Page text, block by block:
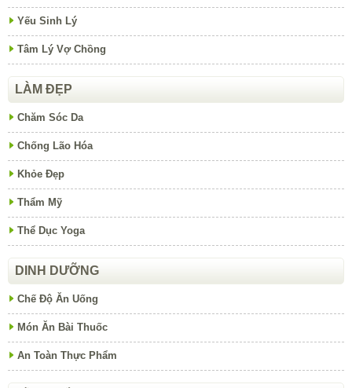
Yếu Sinh Lý
Tâm Lý Vợ Chồng
LÀM ĐẸP
Chăm Sóc Da
Chống Lão Hóa
Khỏe Đẹp
Thẩm Mỹ
Thể Dục Yoga
DINH DƯỠNG
Chế Độ Ăn Uống
Món Ăn Bài Thuốc
An Toàn Thực Phẩm